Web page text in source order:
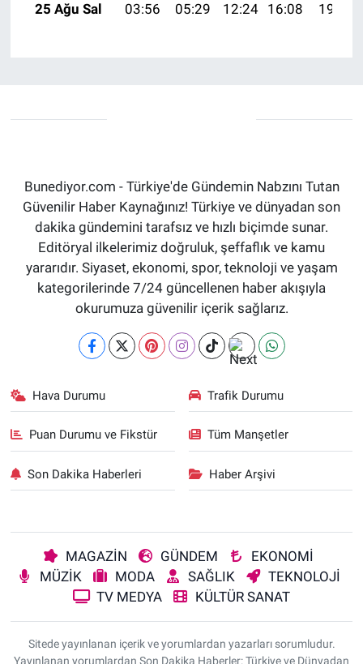
25 Ağu Sal
03:56 05:29 12:24 16:08 19:09
Bunediyor.com - Türkiye'de Gündemin Nabzını Tutan
Güvenilir Haber Kaynağınız! Türkiye ve dünyadan son
dakika gündemini tarafsız ve hızlı biçimde sunar.
Editöryal ilkelerimiz doğruluk, şeffaflık ve kamu
yararıdır. Siyaset, ekonomi, spor, teknoloji ve yaşam
kategorilerinde 7/24 güncellenen haber akışıyla
okurumuza güvenilir içerik sağlarız.
Hava Durumu Trafik Durumu
Puan Durumu ve Fikstür Tüm Manşetler
Son Dakika Haberleri Haber Arşivi
MAGAZİN GÜNDEM
EKONOMİ
MÜZİK
MODA SAĞLIK
TEKNOLOJİ
TV MEDYA
KÜLTÜR SANAT
Sitede yayınlanan içerik ve yorumlardan yazarları sorumludur.
Yayınlanan yorumlardan Son Dakika Haberler: Türkiye ve Dünyadan